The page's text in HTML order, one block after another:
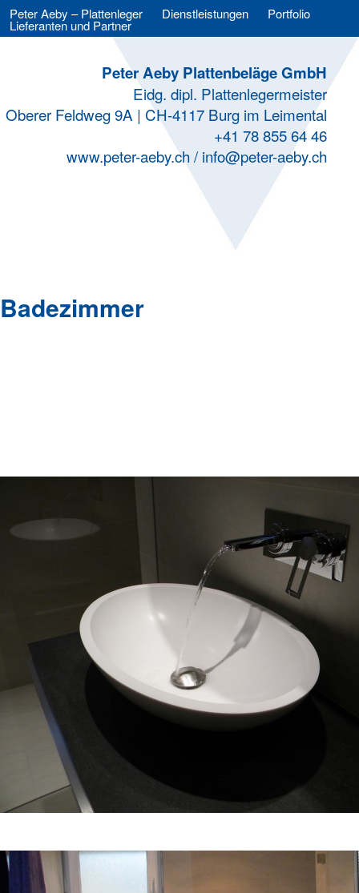
Peter Aeby – Plattenleger Dienstleistungen Portfolio
Lieferanten und Partner
Peter Aeby Plattenbeläge GmbH
Eidg. dipl. Plattenlegermeister
Oberer Feldweg 9A | CH-4117 Burg im Leimental
+41 78 855 64 46
www.peter-aeby.ch /info@peter-aeby.ch
Badezimmer